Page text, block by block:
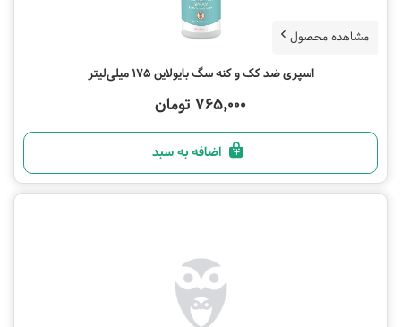
مشاهده محصول
اسپری ضد کک و کنه سگ بایولاین 175 میلی‌لیتر
765,000 تومان
اضافه به سبد